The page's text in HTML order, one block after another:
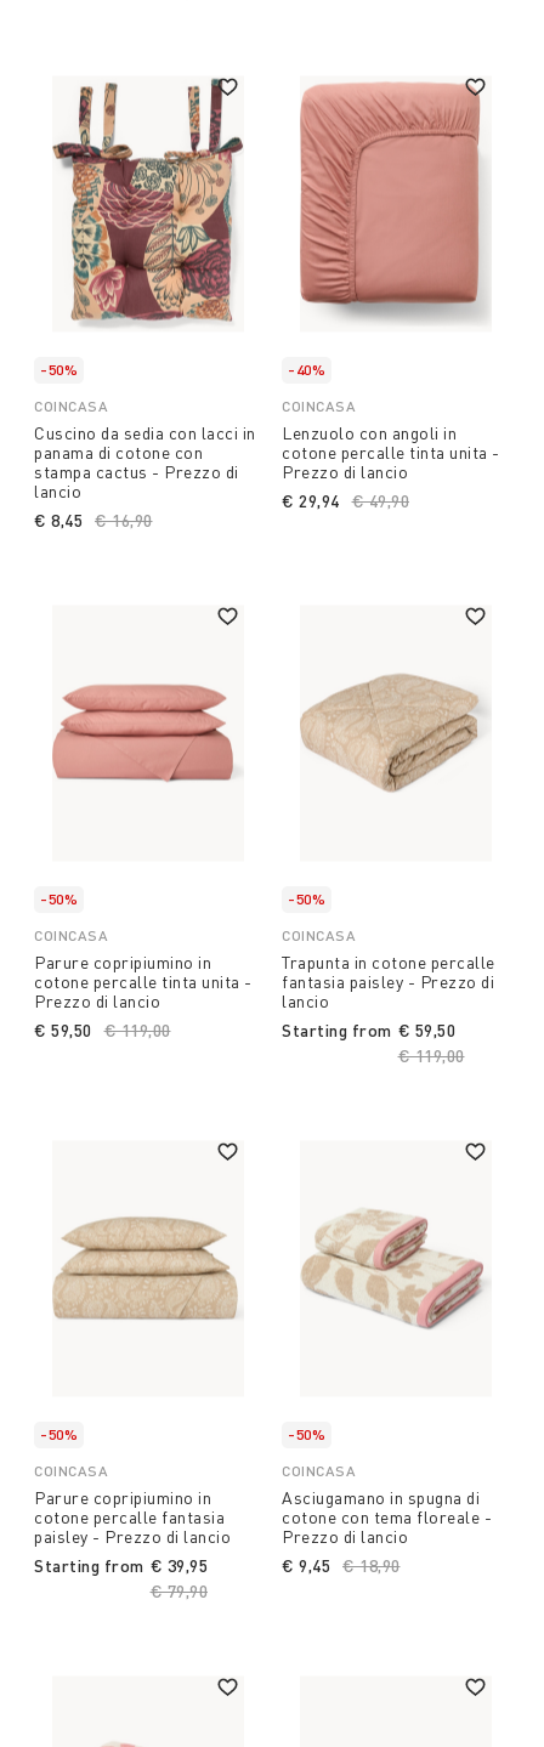
-50%
COINCASA
Cuscino da sedia con lacci in
panama di cotone con
stampa cactus - Prezzo di
lancio
Price reduced from
€ 16,90to
€ 8,45
-40%
COINCASA
Lenzuolo con angoli in
cotone percalle tinta unita -
Prezzo di lancio
Price reduced from
€ 49,90
€ 29,94
-50%
COINCASA
Parure copripiumino in
cotone percalle tinta unita -
Prezzo di lancio
Price reduced from
€ 119,00to
€ 59,50
-50%
COINCASA
Trapunta in cotone percalle
fantasia paisley - Prezzo di
lancio
Starting from
Price reduced
€ 119,00to
€ 59,50
-50%
COINCASA
Parure copripiumino in
cotone percalle fantasia
paisley - Prezzo di lancio
Starting from
Price reduced from
€ 79,90
€ 39,95
-50%
COINCASA
Asciugamano in spugna di
cotone con tema floreale -
Prezzo di lancio
Price reduced from
€ 18,90to
€ 9,45